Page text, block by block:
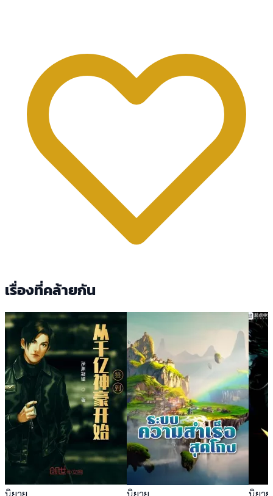
เรื่องที่คล้ายกัน